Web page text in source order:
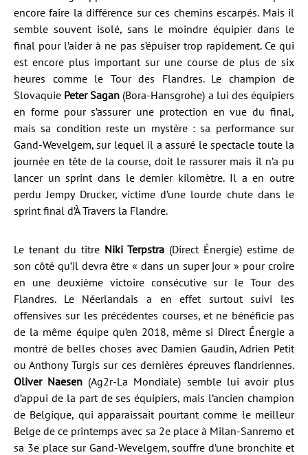
encore faire la différence sur ces chemins escarpés. Mais il
semble souvent isolé, sans le moindre équipier dans le
final pour l’aider à ne pas s’épuiser trop rapidement. Ce qui
est encore plus important sur une course de plus de six
heures comme le Tour des Flandres. Le champion de
Slovaquie Peter Sagan (Bora-Hansgrohe) a lui des équipiers
en forme pour s’assurer une protection en vue du final,
mais sa condition reste un mystère : sa performance sur
Gand-Wevelgem, sur lequel il a assuré le spectacle toute la
journée en tête de la course, doit le rassurer mais il n’a pu
lancer un sprint dans le dernier kilomètre. Il a en outre
perdu Jempy Drucker, victime d’une lourde chute dans le
sprint final d’À Travers la Flandre.
Le tenant du titre Niki Terpstra (Direct Énergie) estime de
son côté qu’il devra être « dans un super jour » pour croire
en une deuxième victoire consécutive sur le Tour des
Flandres. Le Néerlandais a en effet surtout suivi les
offensives sur les précédentes courses, et ne bénéficie pas
de la même équipe qu’en 2018, même si Direct Énergie a
montré de belles choses avec Damien Gaudin, Adrien Petit
ou Anthony Turgis sur ces dernières épreuves flandriennes.
Oliver Naesen (Ag2r-La Mondiale) semble lui avoir plus
d’appui de la part de ses équipiers, mais l’ancien champion
de Belgique, qui apparaissait pourtant comme le meilleur
Belge de ce printemps avec sa 2e place à Milan-Sanremo et
sa 3e place sur Gand-Wevelgem, souffre d’une bronchite et